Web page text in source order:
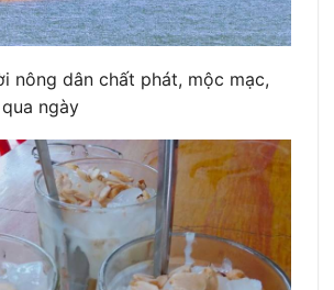
nông dân chất phát, mộc mạc,
ngày